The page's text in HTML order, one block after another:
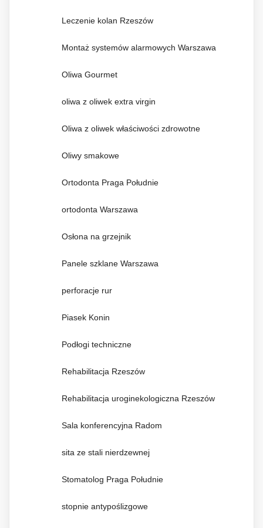
Leczenie kolan Rzeszów
Montaż systemów alarmowych Warszawa
Oliwa Gourmet
oliwa z oliwek extra virgin
Oliwa z oliwek właściwości zdrowotne
Oliwy smakowe
Ortodonta Praga Południe
ortodonta Warszawa
Osłona na grzejnik
Panele szklane Warszawa
perforacje rur
Piasek Konin
Podłogi techniczne
Rehabilitacja Rzeszów
Rehabilitacja uroginekologiczna Rzeszów
Sala konferencyjna Radom
sita ze stali nierdzewnej
Stomatolog Praga Południe
stopnie antypoślizgowe